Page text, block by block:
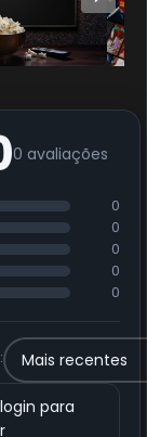
0 avaliações
0
0
0
0
0
para